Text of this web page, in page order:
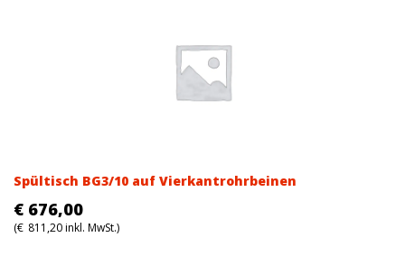
Spültisch BG3/10 auf Vierkantrohrbeinen
€ 676,00
(€ 811,20inkl. MwSt.)